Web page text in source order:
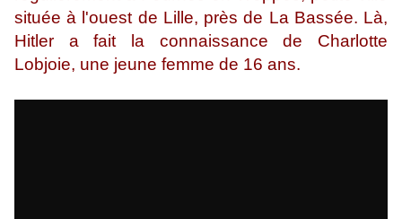
située à l'ouest de Lille, près de La Bassée. Là,
Hitler a fait la connaissance de Charlotte
Lobjoie, une jeune femme de 16 ans.